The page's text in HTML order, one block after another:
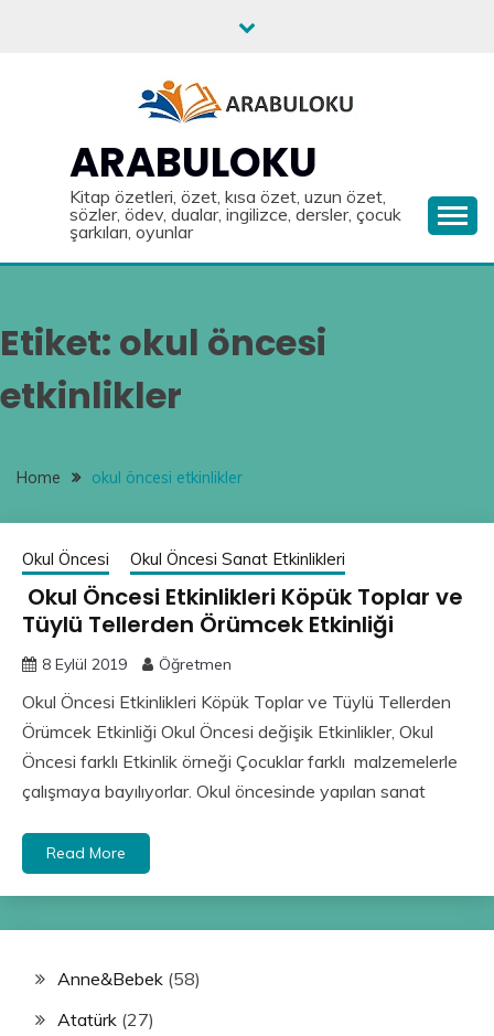
ARABULOKU
Kitap özetleri, özet, kısa özet, uzun özet,
sözler, ödev, dualar, ingilizce, dersler, çocuk
şarkıları, oyunlar
Etiket: okul öncesi
etkinlikler
Home okul öncesi etkinlikler
Okul Öncesi Okul Öncesi Sanat Etkinlikleri
Okul Öncesi Etkinlikleri Köpük Toplar ve
Tüylü Tellerden Örümcek Etkinliği
8 Eylül 2019 Öğretmen
Okul Öncesi Etkinlikleri Köpük Toplar ve Tüylü Tellerden
Örümcek Etkinliği Okul Öncesi değişik Etkinlikler, Okul
Öncesi farklı Etkinlik örneği Çocuklar farklı malzemelerle
çalışmaya bayılıyorlar. Okul öncesinde yapılan sanat
Read More
Anne&Bebek (58)
Atatürk (27)